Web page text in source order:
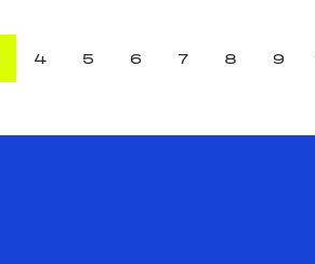
4 5 6 7 8 9